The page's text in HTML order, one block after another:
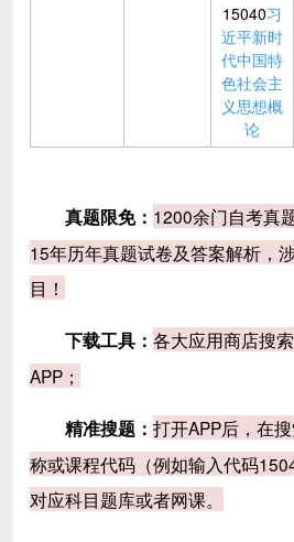
15040习
近平新时
代中国特
色社会主
义思想概
论
真题限免： 1200余门自考真
15年历年真题试卷及答案解析，
目！
下载工具： 各大应用商店搜
APP；
精准搜题： 打开APP后，在
称或课程代码（例如输入代码
对应科目题库或者网课。